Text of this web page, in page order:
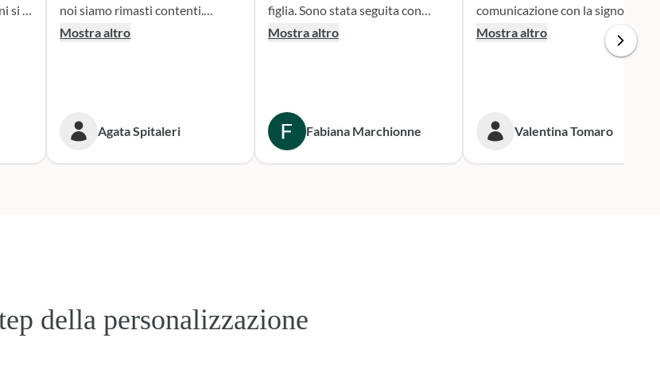
noi siamo rimasti contenti.
Consigliato!
Mostra altro
Agata Spitaleri
figlia. Sono stata seguita con
attenzione e serietà nella scelta e
Consegna puntualissima
secondo i tempi stabiliti.
Sicuramente mi rivolgerò a loro
Mostra altro
Fabiana Marchionne
comunicazione con la signora
Silvia per qualsiasi cambiamento
nella produzione e nel dare
Mostra altro
Valentina Tomaro
della personalizzazione